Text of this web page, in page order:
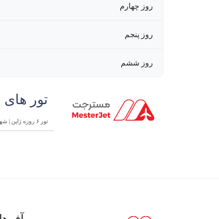
روز چهارم
روز پنجم
روز ششم
تور های
تور ۶ روزه ژاپن | شهریور 1404